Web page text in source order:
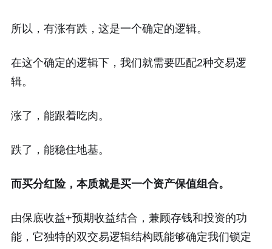
所以，有涨有跌，这是一个确定的逻辑。
在这个确定的逻辑下，我们就需要匹配2种交易逻
辑。
涨了，能跟着吃肉。
跌了，能稳住地基。
而买分红险，本质就是买一个资产保值组合。
由保底收益+预期收益结合，兼顾存钱和投资的功
能，它独特的双交易逻辑结构既能够确定我们锁定